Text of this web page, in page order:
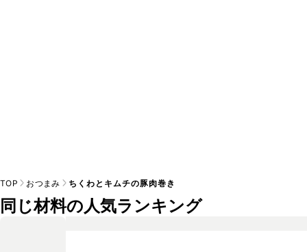
TOP おつまみ ちくわとキムチの豚肉巻き
同じ材料の人気ランキング